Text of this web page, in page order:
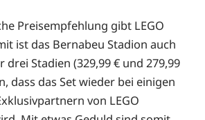
Preisempfehlung gibt LEGO
ist das Bernabeu Stadion auch
drei Stadien (329,99 € und 279,99
dass das Set wieder bei einigen
von LEGO